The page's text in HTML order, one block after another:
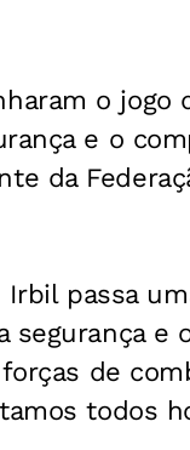
o
e o
da
passa
segurança e
de
todos